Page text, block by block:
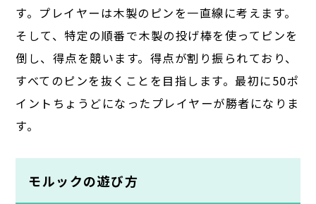
す。プレイヤーは木製のピンを一直線に考えます。
そして、特定の順番で木製の投げ棒を使ってピンを
倒し、得点を競います。得点が割り振られており、
すべてのピンを抜くことを目指します。最初に50ポ
イントちょうどになったプレイヤーが勝者になりま
す。
モルックの遊び方